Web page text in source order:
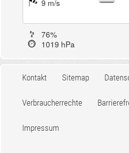
9 m/s
76%
1019 hPa
Kontakt Sitemap
Verbraucherrechte
Impressum